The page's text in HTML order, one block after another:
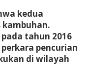
kedua
tahun 2016
pencurian
di wilayah